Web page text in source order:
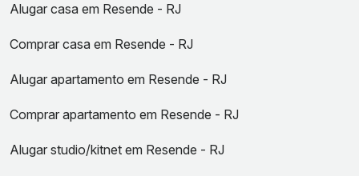
Alugar casa em Resende - RJ
Comprar casa em Resende - RJ
Alugar apartamento em Resende - RJ
Comprar apartamento em Resende - RJ
Alugar studio/kitnet em Resende - RJ